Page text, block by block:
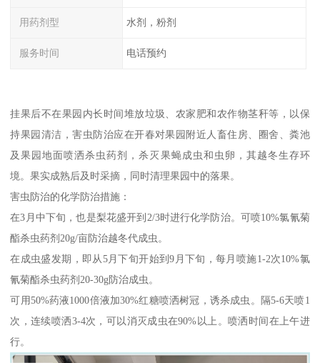
用药剂型 水剂，粉剂
服务时间 电话预约
挂果后不在果园内长时间堆放垃圾、农家肥和农作物茎秆等，以保
持果园清洁，害虫防治应在开春对果园附近人畜住房、圈舍、粪池
及果园地面喷洒杀虫药剂，杀灭果蝇成虫和虫卵，其越冬生存环
境。果实成熟后及时采摘，同时清理果园中的落果。
害虫防治的化学防治措施：
在3月中下旬，也是梨花盛开到2/3时进行化学防治。可喷10%氯氰菊
酯杀虫药剂20g/亩防治越冬代成虫。
在成虫盛发期，即从5月下旬开始到9月下旬，每月喷施1-2次10%氯
氰菊酯杀虫药剂20-30g防治成虫。
可用50%药液1000倍液加30%红糖喷洒树冠，诱杀成虫。隔5-6天喷1
次，连续喷洒3-4次，可以消灭成虫在90%以上。喷洒时间在上午进
行。